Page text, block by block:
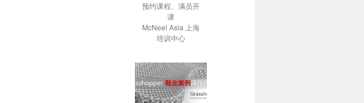
预约课程、满员开
课
McNeel Asia 上海
培训中心